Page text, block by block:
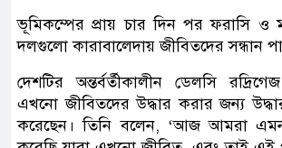
ভূমিকম্পের প্রায় চার দিন পর ফরাসি ও
দলগুলো কারাবালেদায় জীবিতদের সন্ধান
দেশটির অন্তর্বর্তীকালীন ডেলসি
এখনো জীবিতদের উদ্ধার করার জন্য
করেছেন। তিনি বলেন, ‘আজ আমরা